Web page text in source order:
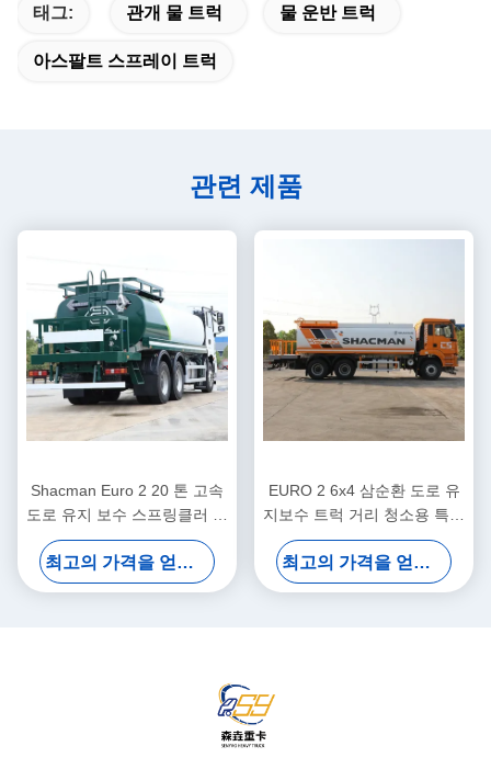
태그: 관개 물 트럭 물 운반 트럭
아스팔트 스프레이 트럭
관련 제품
Shacman Euro 2 20 톤 고속
도로 유지 보수 스프링클러 관
개 식수 운송 트럭
최고의 가격을 얻으십시오
EURO 2 6x4 삼순환 도로 유
지보수 트럭 거리 청소용 특수
물통
최고의 가격을 얻으십시오